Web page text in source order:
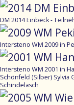
DM 2014 Einbeck -
Intersteno WM 2009 in
Intersteno WM 2001 in
Schönfeld (Silber) Sylvia
Schindelasch